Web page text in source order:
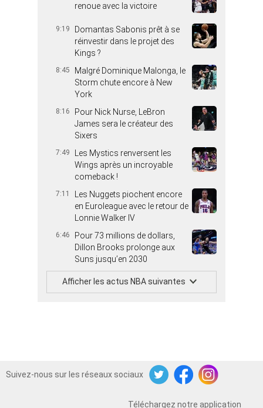
renoue avec la victoire
9:19
Domantas Sabonis prêt à se
réinvestir dans le projet des
Kings ?
8:45
Malgré Dominique Malonga, le
Storm chute encore à New
York
8:16
Pour Nick Nurse, LeBron
James sera le créateur des
Sixers
7:49
Les Mystics renversent les
Wings après un incroyable
comeback !
7:11
Les Nuggets piochent encore
en Euroleague avec le retour de
Lonnie Walker IV
6:46
Pour 73 millions de dollars,
Dillon Brooks prolonge aux
Suns jusqu’en 2030
Afficher les actus NBA suivantes
Suivez-nous sur les réseaux sociaux
TwitterFacebookInstagram
Téléchargez notre application